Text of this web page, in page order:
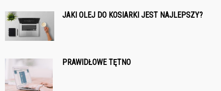
JAKI OLEJ DO KOSIARKI JEST NAJLEPSZY?
PRAWIDŁOWE TĘTNO